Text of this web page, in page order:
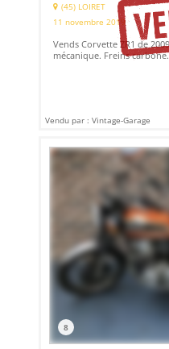
(45) LOIRET
11 novembre 2019
Vends Corvette ZR1 de
mécanique. Freins
Vendu par : Vintage-Garage
8